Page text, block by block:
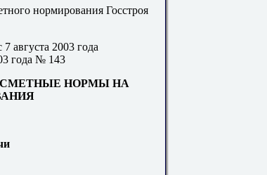
нормирования Госстроя
7 августа 2003 года
года № 143
НОРМЫ НА